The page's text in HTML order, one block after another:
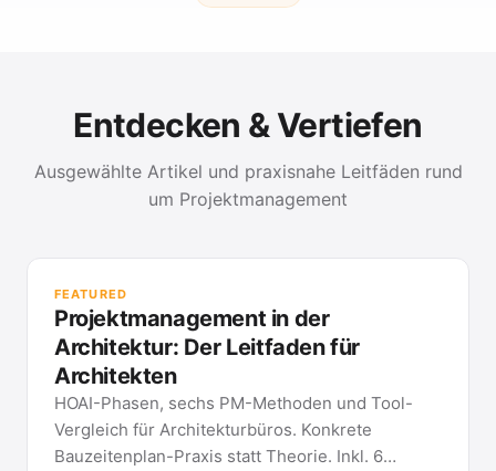
Entdecken & Vertiefen
Ausgewählte Artikel und praxisnahe Leitfäden rund
um Projektmanagement
FEATURED
Projektmanagement in der
Architektur: Der Leitfaden für
Architekten
HOAI-Phasen, sechs PM-Methoden und Tool-
Vergleich für Architekturbüros. Konkrete
Bauzeitenplan-Praxis statt Theorie. Inkl. 6